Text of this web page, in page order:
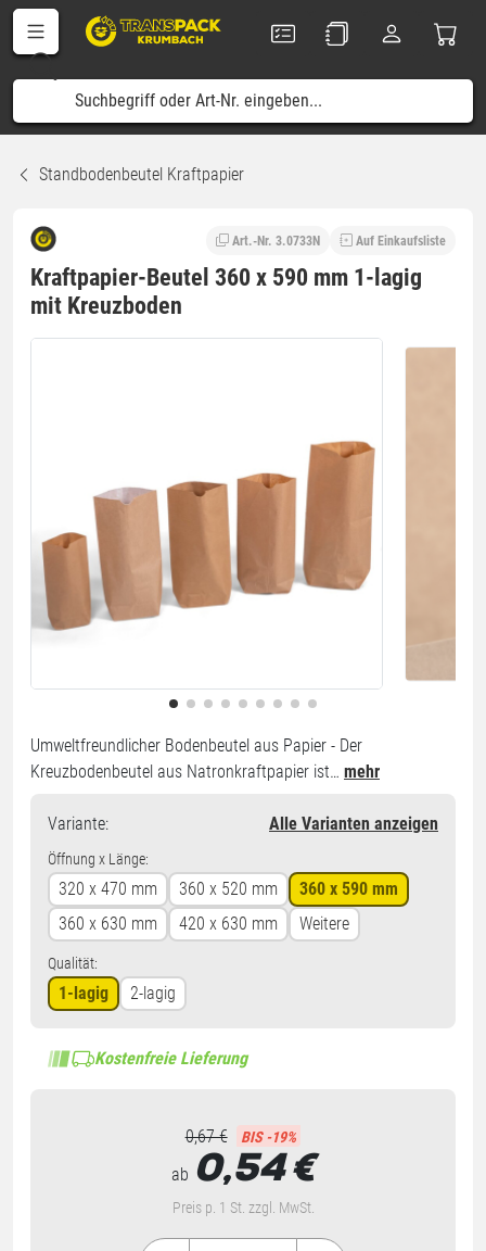
Standbodenbeutel Kraftpapier
Art.-Nr. 3.0733N Auf Einkaufsliste
Kraftpapier-Beutel 360 x 590 mm 1-lagig
mit Kreuzboden
Umweltfreundlicher Bodenbeutel aus Papier - Der
Kreuzbodenbeutel aus Natronkraftpapier ist… mehr
Variante: Alle Varianten anzeigen
Öffnung x Länge:
320 x 470 mm 360 x 520 mm
360 x 590 mm
360 x 630 mm
420 x 630 mm Weitere
Qualität:
1-lagig 2-lagig
Kostenfreie Lieferung
0,67 € BIS -19%
ab 0,54€
Preis p. 1 St. zzgl. MwSt.